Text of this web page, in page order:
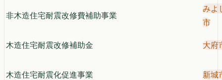
非木造住宅耐震改修費補助事業
みよ
市
木造住宅耐震改修補助金 大府
木造住宅耐震化促進事業 新城